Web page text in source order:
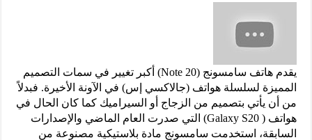
يقدم هاتف سامسونج (Note 20) أكبر تغيير في سمات التصميم
المميزة لسلسلة هواتف (جالاكسي إس) في الآونة الأخيرة. فبدلاً
من أن يأتي بتصميم من الزجاج أو السيراميك كما كان الحال في
هواتف ( Galaxy S20) التي صدرت العام الماضي والإصدارات
السابقة، استخدمت سامسونج مادة بلاستيكية مصنوعة من